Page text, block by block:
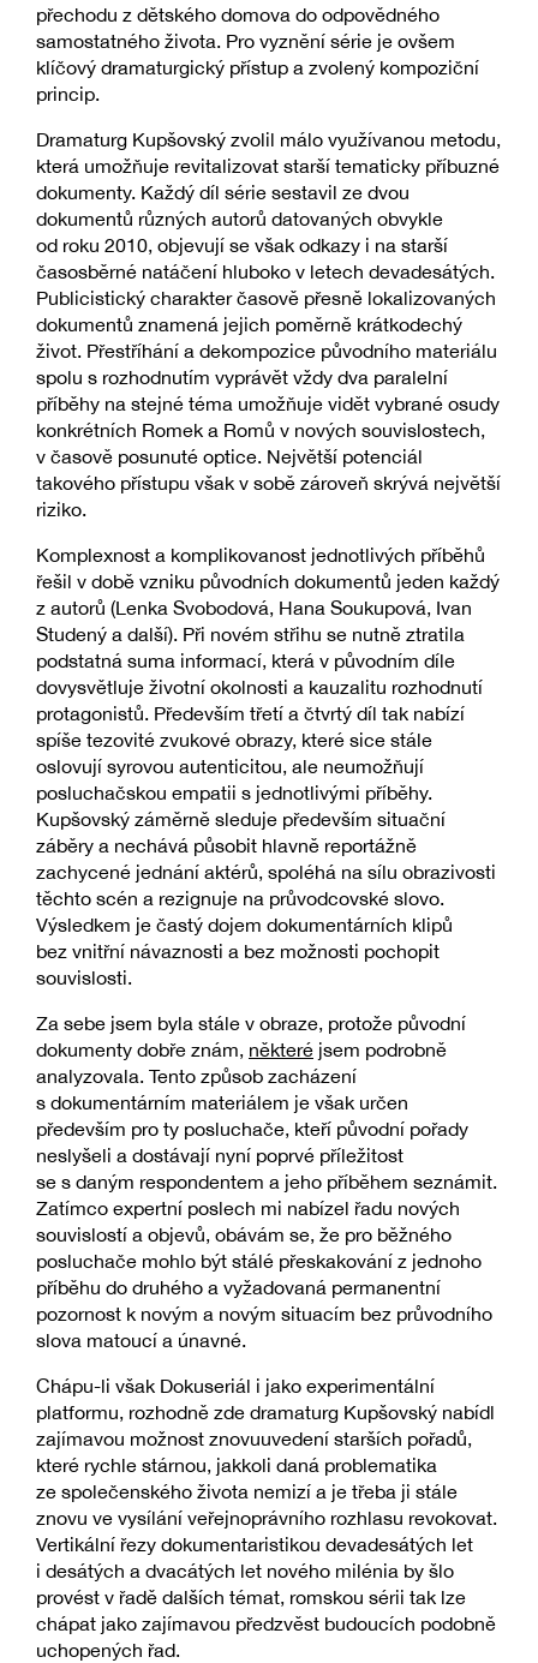
přechodu z dětského domova do odpovědného
samostatného života. Pro vyznění série je ovšem
klíčový dramaturgický přístup a zvolený kompoziční
princip.
Dramaturg Kupšovský zvolil málo využívanou metodu,
která umožňuje revitalizovat starší tematicky příbuzné
dokumenty. Každý díl série sestavil ze dvou
dokumentů různých autorů datovaných obvykle
od roku 2010, objevují se však odkazy i na starší
časosběrné natáčení hluboko v letech devadesátých.
Publicistický charakter časově přesně lokalizovaných
dokumentů znamená jejich poměrně krátkodechý
život. Přestříhání a dekompozice původního materiálu
spolu s rozhodnutím vyprávět vždy dva paralelní
příběhy na stejné téma umožňuje vidět vybrané osudy
konkrétních Romek a Romů v nových souvislostech,
v časově posunuté optice. Největší potenciál
takového přístupu však v sobě zároveň skrývá největší
riziko.
Komplexnost a komplikovanost jednotlivých příběhů
řešil v době vzniku původních dokumentů jeden každý
z autorů (Lenka Svobodová, Hana Soukupová, Ivan
Studený a další). Při novém střihu se nutně ztratila
podstatná suma informací, která v původním díle
dovysvětluje životní okolnosti a kauzalitu rozhodnutí
protagonistů. Především třetí a čtvrtý díl tak nabízí
spíše tezovité zvukové obrazy, které sice stále
oslovují syrovou autenticitou, ale neumožňují
posluchačskou empatii s jednotlivými příběhy.
Kupšovský záměrně sleduje především situační
záběry a nechává působit hlavně reportážně
zachycené jednání aktérů, spoléhá na sílu obrazivosti
těchto scén a rezignuje na průvodcovské slovo.
Výsledkem je častý dojem dokumentárních klipů
bez vnitřní návaznosti a bez možnosti pochopit
souvislosti.
Za sebe jsem byla stále v obraze, protože původní
dokumenty dobře znám, některé jsem podrobně
analyzovala. Tento způsob zacházení
s dokumentárním materiálem je však určen
především pro ty posluchače, kteří původní pořady
neslyšeli a dostávají nyní poprvé příležitost
se s daným respondentem a jeho příběhem seznámit.
Zatímco expertní poslech mi nabízel řadu nových
souvislostí a objevů, obávám se, že pro běžného
posluchače mohlo být stálé přeskakování z jednoho
příběhu do druhého a vyžadovaná permanentní
pozornost k novým a novým situacím bez průvodního
slova matoucí a únavné.
Chápu-li však Dokuseriál i jako experimentální
platformu, rozhodně zde dramaturg Kupšovský nabídl
zajímavou možnost znovuuvedení starších pořadů,
které rychle stárnou, jakkoli daná problematika
ze společenského života nemizí a je třeba ji stále
znovu ve vysílání veřejnoprávního rozhlasu revokovat.
Vertikální řezy dokumentaristikou devadesátých let
i desátých a dvacátých let nového milénia by šlo
provést v řadě dalších témat, romskou sérii tak lze
chápat jako zajímavou předzvěst budoucích podobně
uchopených řad.